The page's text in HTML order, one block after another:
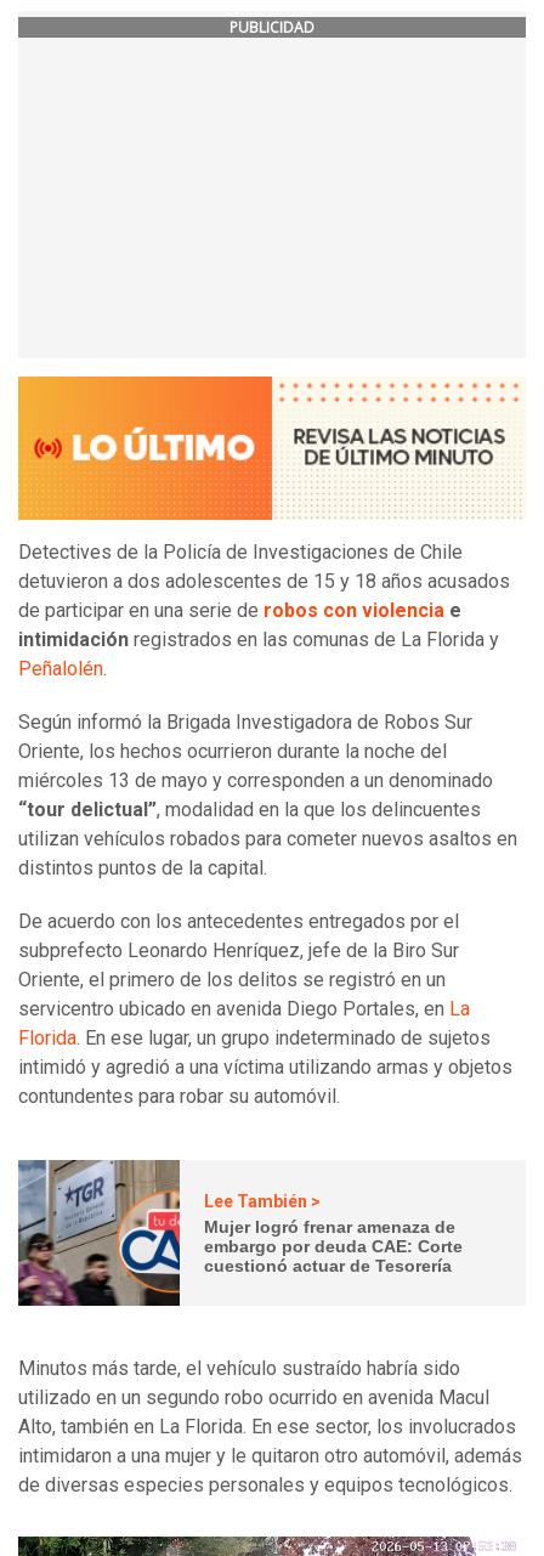
PUBLICIDAD
Detectives de la Policía de Investigaciones de Chile
detuvieron a dos adolescentes de 15 y 18 años acusados
de participar en una serie de robos con violencia e
intimidación registrados en las comunas de La Florida y
Peñalolén.
Según informó la Brigada Investigadora de Robos Sur
Oriente, los hechos ocurrieron durante la noche del
miércoles 13 de mayo y corresponden a un denominado
“tour delictual”, modalidad en la que los delincuentes
utilizan vehículos robados para cometer nuevos asaltos en
distintos puntos de la capital.
De acuerdo con los antecedentes entregados por el
subprefecto Leonardo Henríquez, jefe de la Biro Sur
Oriente, el primero de los delitos se registró en un
servicentro ubicado en avenida Diego Portales, en La
Florida. En ese lugar, un grupo indeterminado de sujetos
intimidó y agredió a una víctima utilizando armas y objetos
contundentes para robar su automóvil.
Lee También >
Mujer logró frenar amenaza de
embargo por deuda CAE: Corte
cuestionó actuar de Tesorería
Minutos más tarde, el vehículo sustraído habría sido
utilizado en un segundo robo ocurrido en avenida Macul
Alto, también en La Florida. En ese sector, los involucrados
intimidaron a una mujer y le quitaron otro automóvil, además
de diversas especies personales y equipos tecnológicos.